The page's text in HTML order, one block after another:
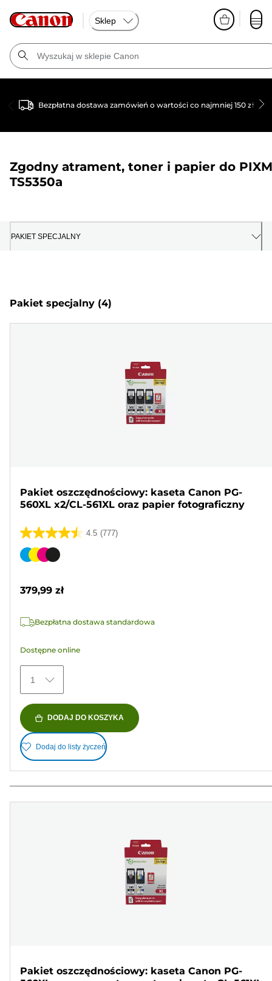
Sklep
Bezpłatna dostawa zamówień o wartości co najmniej 150 zł
Zgodny atrament, toner i papier do
TS5350a
PAKIET SPECJALNY
Pakiet specjalny (4)
Pakiet oszczędnościowy: kaseta Canon PG-
560XL x2/CL-561XL oraz papier fotograficzny
4.5 (777)
4.5
na
777
Wkład
379,99 zł
Bezpłatna dostawa standardowa
Dostępne online
1
DODAJ DO KOSZYKA
Dodaj do listy życzeń
Pakiet oszczędnościowy: kaseta Canon PG-